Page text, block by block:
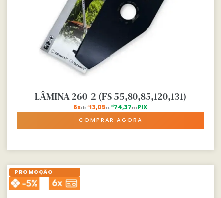
LÂMINA 260-2 (FS 55,80,85,120,131)
6xdeR$13,05ou R$74,37noPIX
COMPRAR AGORA
PROMOÇÃO